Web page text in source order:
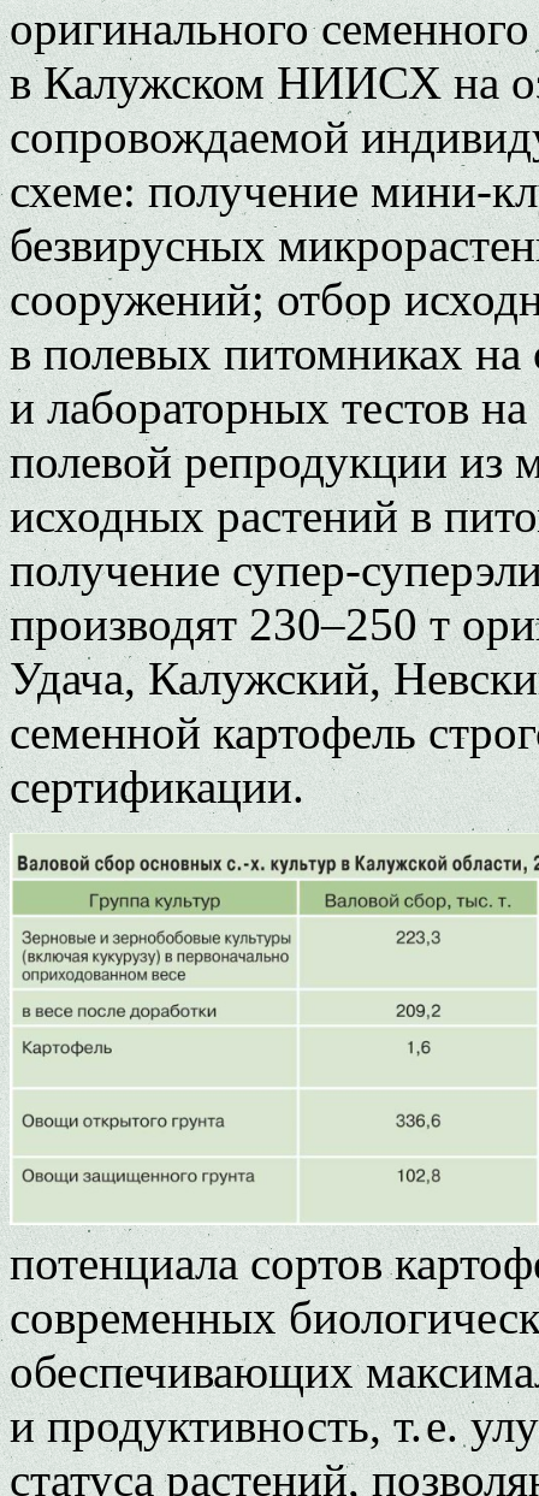
оригинального
в Калужском НИИСХ на
сопровождаемой
схеме: получение мини-
безвирусных
сооружений; отбор
в полевых питомниках на
и лабораторных тестов
полевой репродукции из
исходных растений в
получение супер-
производят 230–250 т
Удача, Калужский,
семенной картофель
сертификации.
потенциала сортов
современных
обеспечивающих
и продуктивность, т. е.
статуса растений,